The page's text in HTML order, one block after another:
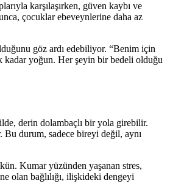
karşılaşırken, güven kaybı ve
çocuklar ebeveynlerine daha az
göz ardı edebiliyor. “Benim için
kadar yoğun. Her şeyin bir bedeli olduğu
derin dolambaçlı bir yola girebilir.
Bu durum, sadece bireyi değil, aynı
Kumar yüzünden yaşanan stres,
olan bağlılığı, ilişkideki dengeyi